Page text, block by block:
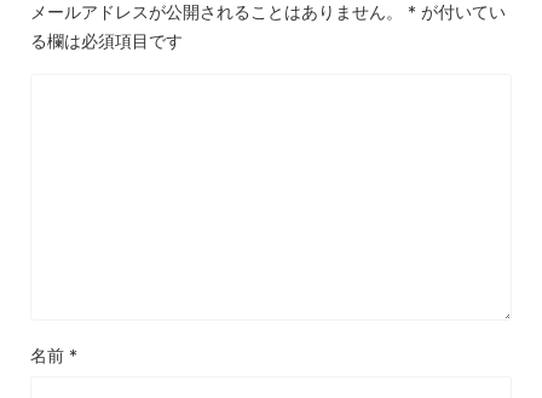
メールアドレスが公開されることはありません。 * が付いてい
る欄は必須項目です
名前 *